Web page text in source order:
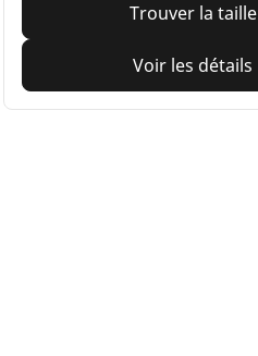
Trouver la taille
Voir les détails